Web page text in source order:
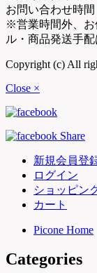
お問い合わせ時
※営業時間外、お
ル・商品発送手
Copyright (c) All
Close ×
新規会員登
ログイン
ショッピン
カート
Picone Home
Categories